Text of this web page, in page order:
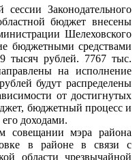
Законодательного
бюджет внесены
Шелеховского
бюджетными средствами
тысяч рублей. 7767 тыс.
на исполнение
будут распределены
от достигнутых
бюджетный процесс и
доходами.
совещании мэра района
в районе в связи с
области чрезвычайной